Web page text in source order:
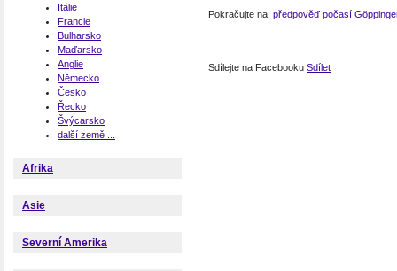
Itálie
Francie
Bulharsko
Maďarsko
Anglie
Německo
Česko
Řecko
Švýcarsko
další země ...
Afrika
Asie
Severní Amerika
Pokračujte na: předpověď počasí
Sdílejte na Facebooku Sdílet